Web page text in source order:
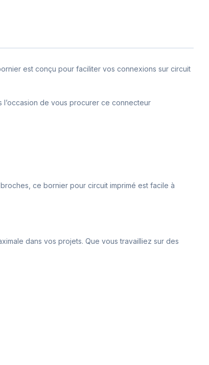
est conçu pour faciliter vos connexions sur circuit
l’occasion de vous procurer ce connecteur
ce bornier pour circuit imprimé est facile à
dans vos projets. Que vous travailliez sur des